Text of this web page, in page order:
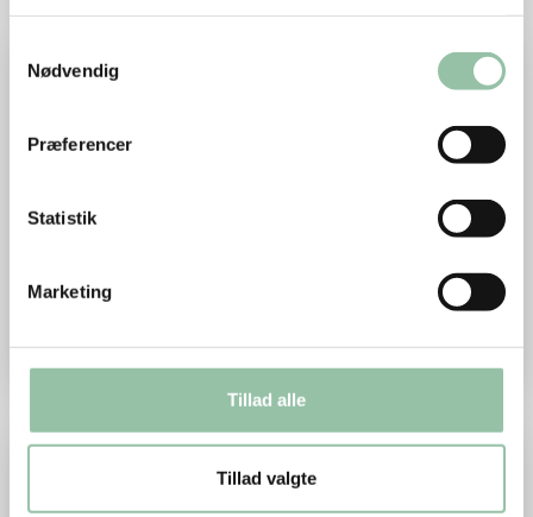
Nødvendig
Præferencer
Statistik
Marketing
Tillad alle
Tillad valgte
Læs mere om Lær hvidkålen at kende